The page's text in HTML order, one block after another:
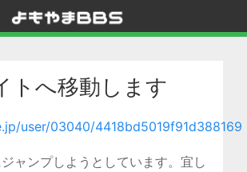
トへ移動します
user/03040/4418bd5019f91d388169
ャンプしようとしています。宜し